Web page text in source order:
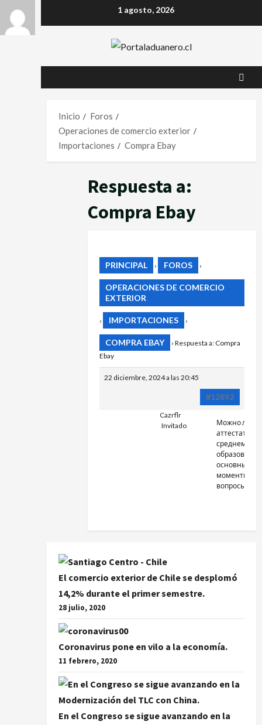
1 agosto, 2026
Inicio
Foros
Operaciones de comercio exterior
Importaciones
Compra Ebay
Respuesta a:
Compra Ebay
PRINCIPAL › FOROS ›
OPERACIONES DE COMERCIO
EXTERIOR
› IMPORTACIONES ›
COMPRA EBAY › Respuesta a: Compra
Ebay
22 diciembre, 2024 a las 20:45
#12892
Cazrflr
Invitado
Можно ли
аттестат о
среднем
основные
моменты и
вопросы
El comercio exterior de Chile se desplomó
14,2% durante el primer semestre.
28 julio, 2020
Coronavirus pone en vilo a la economía.
11 febrero, 2020
En el Congreso se sigue avanzando en la